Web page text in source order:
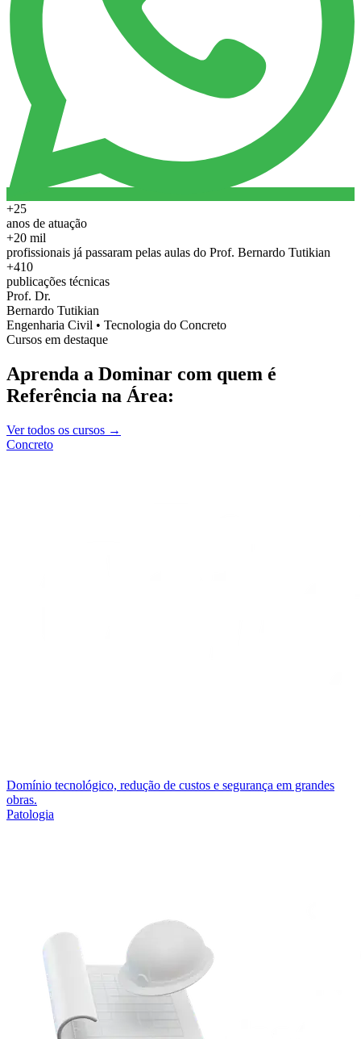
+25
anos de atuação
+20 mil
profissionais já passaram pelas aulas do Prof. Bernardo Tutikian
+410
publicações técnicas
Prof. Dr.
Bernardo Tutikian
Engenharia Civil • Tecnologia do Concreto
Cursos em destaque
Aprenda a Dominar com quem é
Referência na Área:
Ver todos os cursos →
Concreto
Domínio tecnológico, redução de custos e segurança em grandes
obras.
Patologia